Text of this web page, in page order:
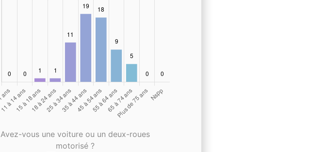
Avez-vous une voiture ou un deux-roues
motorisé ?